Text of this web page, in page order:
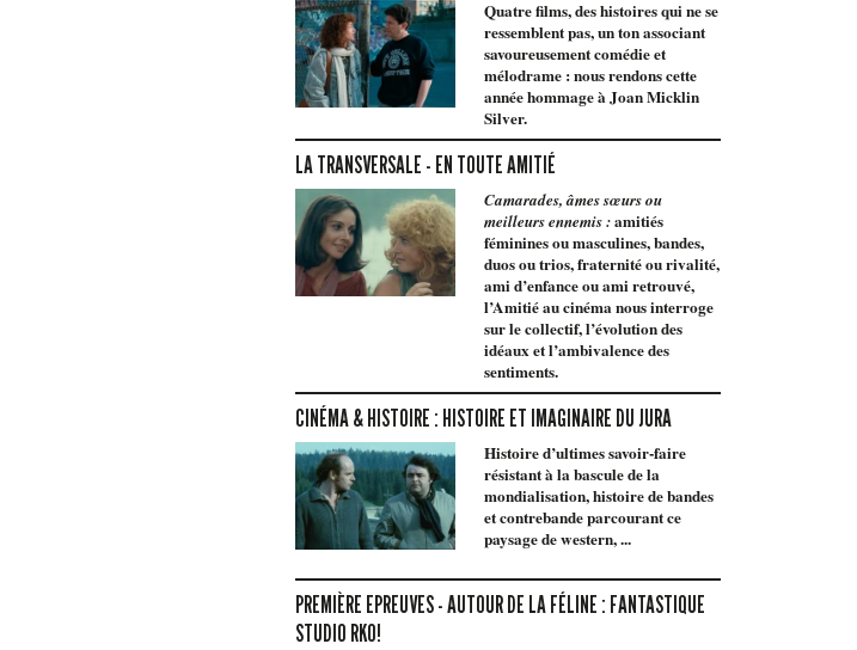
Quatre films, des histoires qui ne se
ressemblent pas, un ton associant
savoureusement comédie et
mélodrame : nous rendons cette
année hommage à Joan Micklin
Silver.
LA TRANSVERSALE - EN TOUTE AMITIÉ
Camarades, âmes sœurs ou
meilleurs ennemis :amitiés
féminines ou masculines, bandes,
duos ou trios, fraternité ou rivalité,
ami d’enfance ou ami retrouvé,
l’Amitié au cinéma nous interroge
sur le collectif, l’évolution des
idéaux et l’ambivalence des
sentiments.
CINÉMA & HISTOIRE : HISTOIRE ET IMAGINAIRE DU JURA
Histoire d’ultimes savoir-faire
résistant à la bascule de la
mondialisation, histoire de bandes
et contrebande parcourant ce
paysage de western, ...
PREMIÈRE EPREUVES - AUTOUR DE LA FÉLINE : FANTASTIQUE
STUDIO RKO!